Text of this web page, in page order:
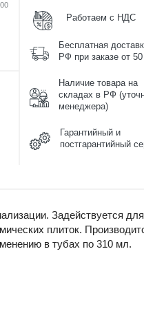
Работаем с НДС
Бесплатная
РФ при заказе от 50
Наличие товара на
складах в РФ
менеджера)
Гарантийный и
постгарантийный
Задействуется
плиток.
в тубах по 310 мл.